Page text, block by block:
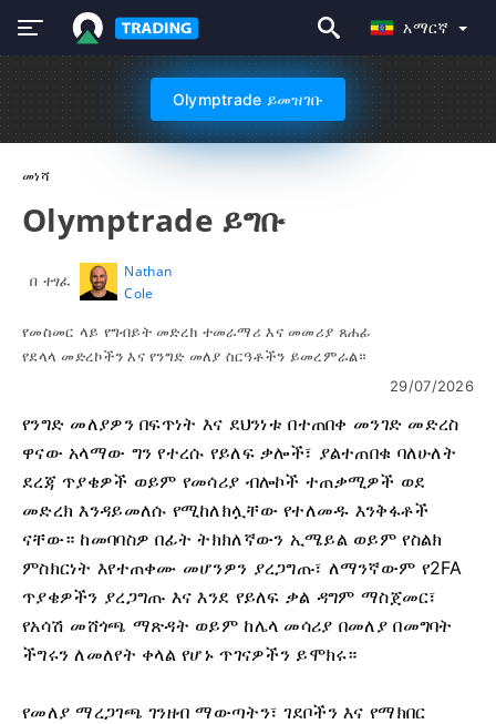
አማርኛ
Olymptrade ይመዝገቡ
መነሻ
Olymptrade ይግቡ
በ ተፃፈ
Nathan
Cole
የመስመር ላይ የግብይት መድረክ ተመራማሪ እና መመሪያ ጸሐፊ
የደላላ መድረኮችን እና የንግድ መለያ ስርዓቶችን ይመረምራል።
29/07/2026
የንግድ መለያዎን በፍጥነት እና ደህንነቱ በተጠበቀ መንገድ መድረስ
ዋናው አላማው ግን የተረሱ የይለፍ ቃሎች፣ ያልተጠበቁ ባለሁለት
ደረጃ ጥያቄዎች ወይም የመሳሪያ ብሎኮች ተጠቃሚዎች ወደ
መድረክ እንዳይመለሱ የሚከለክሏቸው የተለመዱ እንቅፋቶች
ናቸው። ከመባባስዎ በፊት ትክክለኛውን ኢሜይል ወይም የስልክ
ምስክርነት እየተጠቀሙ መሆንዎን ያረጋግጡ፣ ለማንኛውም የ2FA
ጥያቄዎችን ያረጋግጡ እና እንደ የይለፍ ቃል ዳግም ማስጀመር፣
የአሳሽ መሸጎጫ ማጽዳት ወይም ከሌላ መሳሪያ በመለያ በመግባት
ችግሩን ለመለየት ቀላል የሆኑ ጥገናዎችን ይሞክሩ።
የመለያ ማረጋገጫ ገንዘብ ማውጣትን፣ ገደቦችን እና የማክበር